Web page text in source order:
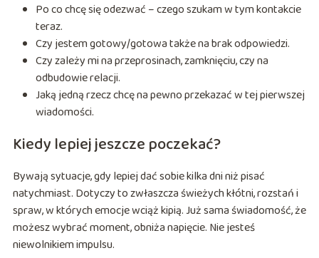
Po co chcę się odezwać – czego szukam w tym kontakcie
teraz.
Czy jestem gotowy/gotowa także na brak odpowiedzi.
Czy zależy mi na przeprosinach, zamknięciu, czy na
odbudowie relacji.
Jaką jedną rzecz chcę na pewno przekazać w tej pierwszej
wiadomości.
Kiedy lepiej jeszcze poczekać?
Bywają sytuacje, gdy lepiej dać sobie kilka dni niż pisać
natychmiast. Dotyczy to zwłaszcza świeżych kłótni, rozstań i
spraw, w których emocje wciąż kipią. Już sama świadomość, że
możesz wybrać moment, obniża napięcie. Nie jesteś
niewolnikiem impulsu.